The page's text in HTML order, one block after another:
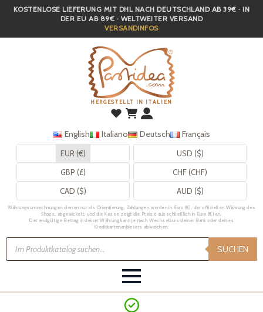
Skip
KOSTENLOSE LIEFERUNG MIT DHL NACH DEUTSCHLAND AB 39€ · IN
DER EU AB 89€ · WELTWEITER VERSAND
VERSANDINFOS
HERGESTELLT IN ITALIEN
English Italiano Deutsch Français
EUR (€)
USD ($)
GBP (£)
CHF (CHF)
CAD ($)
AUD ($)
Währungsumrechnungen dienen nur als Orientierung. Zahlungen werden in Euro (€), der offiziellen Währung des
Shops, abgewickelt, und die Kasse zeigt die Preise ausschließlich in Euro (€) an.
Der endgültige Betrag in deiner Währung kann je nach Wechselkurs deiner Bank oder deines
Kreditkartenanbieters abweichen.
Products
search SUCHEN